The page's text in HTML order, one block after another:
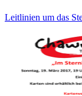
Leitlinien um das